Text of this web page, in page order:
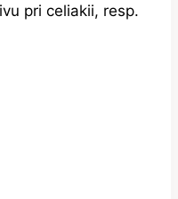
pri celiakii, resp.